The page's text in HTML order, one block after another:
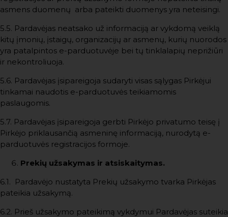
asmens duomenų arba pateikti duomenys yra neteisingi.
5.5. Pardavėjas neatsako už informaciją ar vykdomą veiklą
kitų įmonių, įstaigų, organizacijų ar asmenų, kurių nuorodos
yra patalpintos e-parduotuvėje bei tų tinklalapių neprižiūri
ir nekontroliuoja.
5.6. Pardavėjas įsipareigoja sudaryti visas sąlygas Pirkėjui
tinkamai naudotis e-parduotuvės teikiamomis
paslaugomis.
5.7. Pardavėjas įsipareigoja gerbti Pirkėjo privatumo teisę į
Pirkėjo priklausančią asmeninę informaciją, nurodytą e-
parduotuvės registracijos formoje.
Prekių užsakymas ir atsiskaitymas.
6.1. Pardavėjo nustatyta Prekių užsakymo tvarka Pirkėjas
pateikia užsakymą.
6.2. Prieš užsakymo pateikimą vykdymui Pardavėjas suteikia